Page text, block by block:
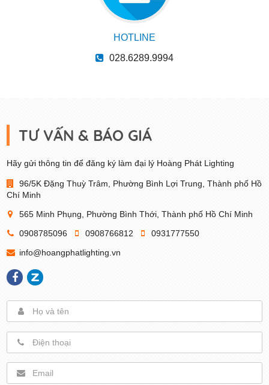
HOTLINE
028.6289.9994
TƯ VẤN & BÁO GIÁ
Hãy gửi thông tin để đăng ký làm đại lý Hoàng Phát Lighting
96/5K Đặng Thuỳ Trâm, Phường Bình Lợi Trung, Thành phố Hồ
Chí Minh
565 Minh Phụng, Phường Bình Thới, Thành phố Hồ Chí Minh
0908785096
0908766812
0931777550
info@hoangphatlighting.vn